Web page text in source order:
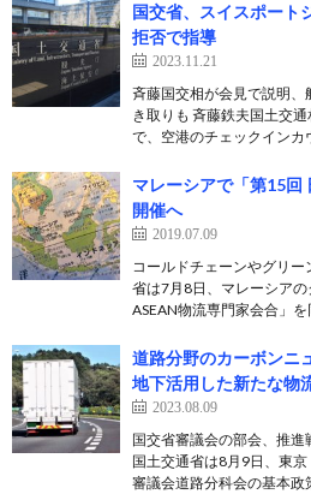
国交省、スイスポート
拒否で指導
2023.11.21
斉藤国交相が会見で説明
き取りも 斉藤鉄夫国土交
で、空港のチェックイン
マレーシアで「第15回
開催へ
2019.07.09
コールドチェーンやグリ
省は7月8日、マレーシア
ASEAN物流専門家会合」
道路分野のカーボンニ
地下活用した新たな物
2023.08.09
国交省審議会の部会、推
国土交通省は8月9日、東
審議会道路分科会の基本